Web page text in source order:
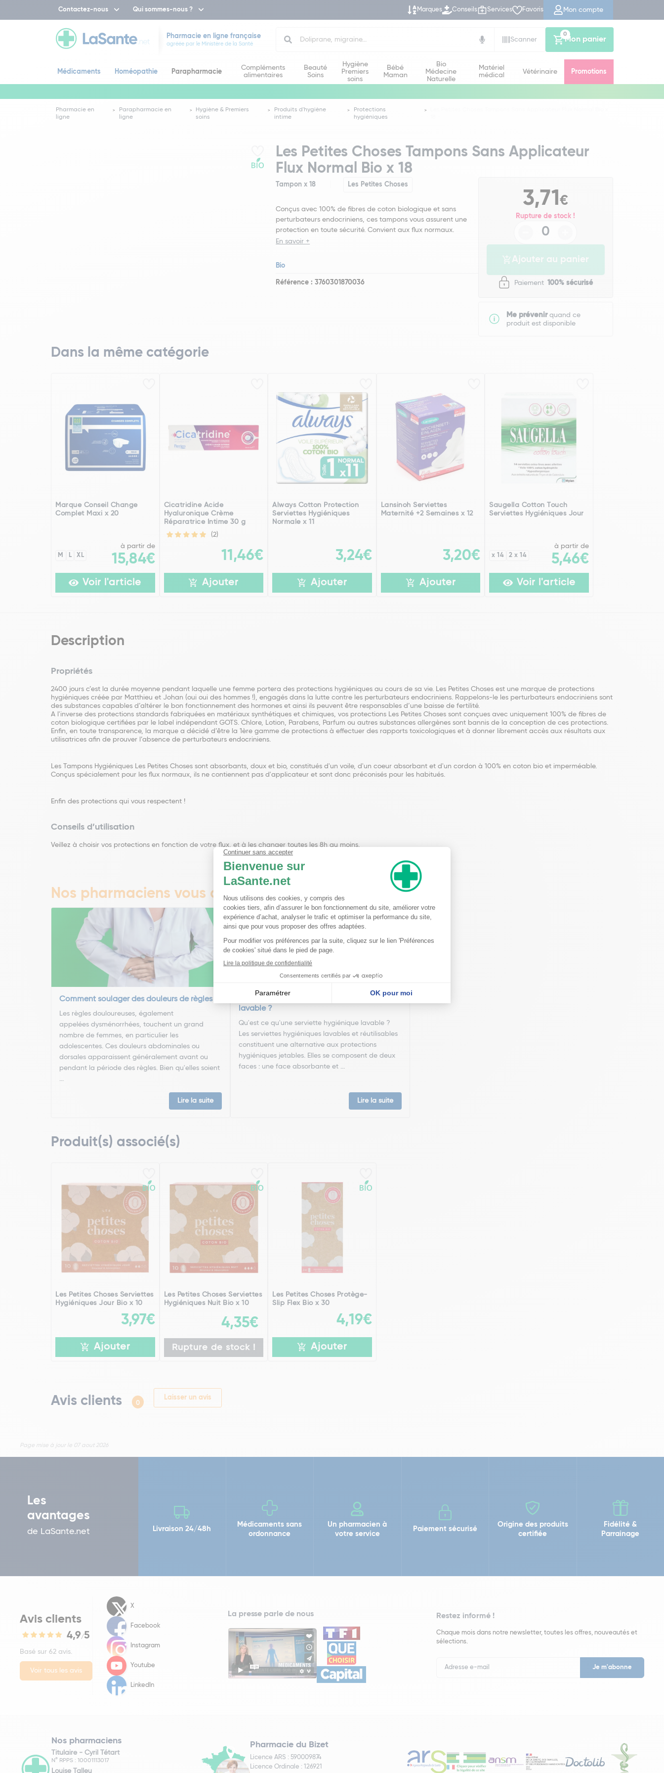
Contactez-nous Qui sommes-nous ? Marques Conseils Services Favoris Mon compte
Pharmacie en ligne française
agréée par le Ministère de la Santé
Scanner
Mon panier
0
Médicaments Homéopathie Parapharmacie
Compléments
alimentaires
Beauté
Soins
Hygiène
Premiers
soins
Bébé
Maman
Bio
Médecine
Naturelle
Matériel
médical
Vétérinaire Promotions
Pharmacie en
ligne
Parapharmacie en
ligne
Hygiène & Premiers
soins
Produits d'hygiène
intime
Protections
hygiéniques
Les Petites Choses Tampons Sans Applicateur
Flux Normal Bio x 18
Tampon x 18 Les Petites Choses
Conçus avec 100% de fibres de coton biologique et sans
perturbateurs endocriniens, ces tampons vous assurent une
protection en toute sécurité. Convient aux flux normaux.
En savoir +
Bio
Référence : 3760301870036
3,71€
Rupture de stock !
Ajouter au panier
Paiement 100% sécurisé
Me prévenirquand ce
produit est disponible
Dans la même catégorie
Marque Conseil Change
Complet Maxi x 20
M L XL
à partir de
15,84€
Voir l'article
Cicatridine Acide
Hyaluronique Crème
Réparatrice Intime 30 g
(2)
11,46€
Ajouter
Always Cotton Protection
Serviettes Hygiéniques
Normale x 11
3,24€
Ajouter
Lansinoh Serviettes
Maternité +2 Semaines x 12
3,20€
Ajouter
Saugella Cotton Touch
Serviettes Hygiéniques Jour
x 14 2 x 14
à partir de
5,46€
Voir l'article
Description
Propriétés
2400 jours c’est la durée moyenne pendant laquelle une femme portera des protections hygiéniques au cours de sa vie. Les Petites Choses est une marque de protections
hygiéniques créée par Matthieu et Johan (oui oui des hommes !), engagés dans la lutte contre les perturbateurs endocriniens. Rappelons-le les perturbateurs endocriniens sont
des substances capables d’altérer le bon fonctionnement des hormones et ainsi ils peuvent être responsables d’une baisse de fertilité.
A l'inverse des protections standards fabriquées en matériaux synthétiques et chimiques, vos protections Les Petites Choses sont conçues avec uniquement 100% de fibres de
coton biologique certifiées par le label indépendant GOTS. Chlore, Lotion, Parabens, Parfum ou autres substances allergènes sont bannis de la conception de ces protections.
Enfin, en toute transparence, la marque a décidé d’être la 1ère gamme de protections à effectuer des rapports toxicologiques et à donner librement accès aux résultats aux
utilisatrices afin de prouver l’absence de perturbateurs endocriniens.
Les Tampons Hygiéniques Les Petites Choses sont absorbants, doux et bio, constitués d'un voile, d'un coeur absorbant et d'un cordon à 100% en coton bio et imperméable.
Conçus spécialement pour les flux normaux, ils ne contiennent pas d'applicateur et sont donc préconisés pour les habitués.
Enfin des protections qui vous respectent !
Conseils d’utilisation
Veillez à choisir vos protections en fonction de votre flux, et à les changer toutes les 8h au moins.
Nos pharmaciens vous conseillent
Comment soulager des douleurs de règles ?
Les règles douloureuses, également
appelées dysménorrhées, touchent un grand
nombre de femmes, en particulier les
adolescentes. Ces douleurs abdominales ou
dorsales apparaissent généralement avant ou
pendant la période des règles. Bien qu'elles soient
...
Lire la suite
Quand changer une serviette hygiénique
lavable ?
Qu'est ce qu'une serviette hygiénique lavable ?
Les serviettes hygiéniques lavables et réutilisables
constituent une alternative aux protections
hygiéniques jetables. Elles se composent de deux
faces : une face absorbante et ...
Lire la suite
Produit(s) associé(s)
Les Petites Choses Serviettes
Hygiéniques Jour Bio x 10
3,97€
Ajouter
Les Petites Choses Serviettes
Hygiéniques Nuit Bio x 10
4,35€
Rupture de stock !
Les Petites Choses Protège-
Slip Flex Bio x 30
4,19€
Ajouter
Avis clients 0
Laisser un avis
Page mise à jour le 07 aout 2026
Les
avantages
de LaSante.net Livraison 24/48h
Médicaments sans
ordonnance
Un pharmacien à
votre service
Paiement sécurisé
Origine des produits
certifiée
Fidélité &
Parrainage
Avis clients
4,9/5
Basé sur 62 avis.
Voir tous les avis
X
Facebook
Instagram
Youtube
LinkedIn
La presse parle de nous Restez informé !
Chaque mois dans notre newsletter, toutes les offres, nouveautés et
sélections.
Newsletter
Nos pharmaciens
Titulaire - Cyril Tétart
N° RPPS : 10001113017
Louise Talleu
Pharmacie du Bizet
Licence ARS : 590009874
Licence Ordinale : 126921